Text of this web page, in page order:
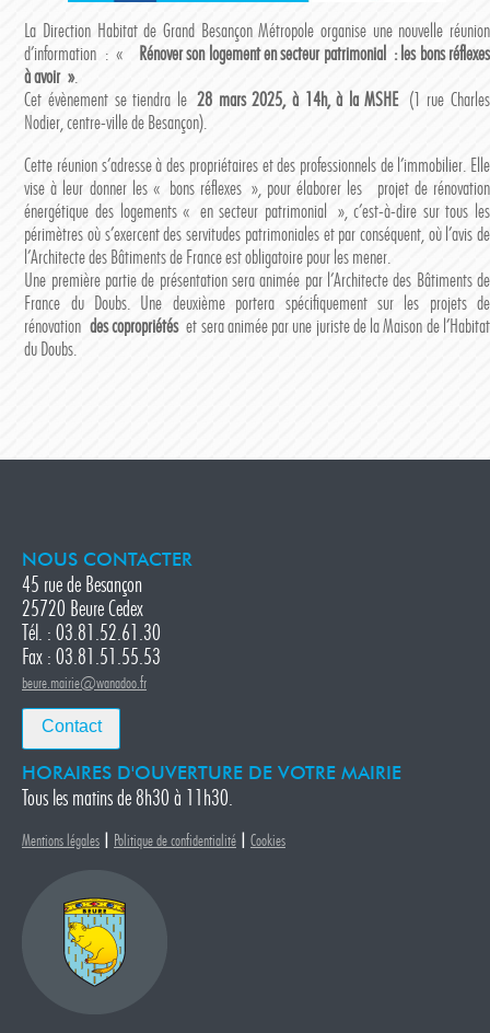
La Direction Habitat de Grand Besançon Métropole organise une nouvelle réunion
d’information : «
Rénover son logement en secteur patrimonial : les bons réflexes
à avoir ».
Cet évènement se tiendra le28 mars 2025, à 14h, à la MSHE(1 rue Charles
Nodier, centre-ville de Besançon).
Cette réunion s’adresse à des propriétaires et des professionnels de l’immobilier. Elle
vise à leur donner les « bons réflexes », pour élaborer les projet de rénovation
énergétique des logements « en secteur patrimonial », c’est-à-dire sur tous les
périmètres où s’exercent des servitudes patrimoniales et par conséquent, où l’avis de
l’Architecte des Bâtiments de France est obligatoire pour les mener.
Une première partie de présentation sera animée par l’Architecte des Bâtiments de
France du Doubs. Une deuxième portera spécifiquement sur les projets de
rénovation des copropriétéset sera animée par une juriste de la Maison de l’Habitat
du Doubs.
NOUS CONTACTER
45 rue de Besançon
25720 Beure Cedex
Tél. : 03.81.52.61.30
Fax : 03.81.51.55.53
beure.mairie@wanadoo.fr
Contact
HORAIRES D'OUVERTURE DE VOTRE MAIRIE
Tous les matins de 8h30 à 11h30.
Mentions légales | Politique de confidentialité | Cookies